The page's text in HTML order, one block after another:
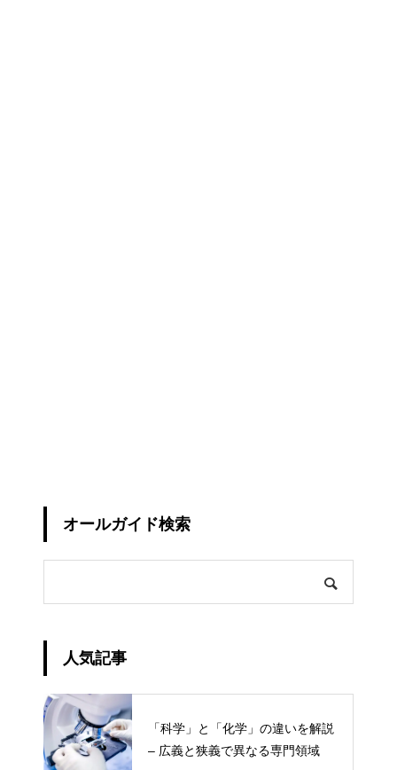
オールガイド検索
人気記事
「科学」と「化学」の違いを解説
– 広義と狭義で異なる専門領域